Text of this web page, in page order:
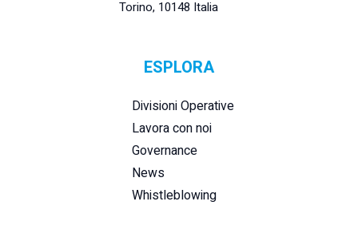
Torino, 10148 Italia
ESPLORA
Divisioni Operative
Lavora con noi
Governance
News
Whistleblowing